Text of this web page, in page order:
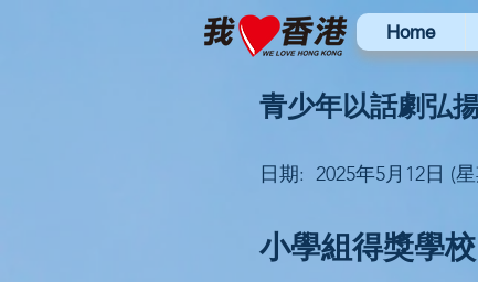
Home
青少年以話劇弘
日期: 2025年5月12日 (
小學組得獎學